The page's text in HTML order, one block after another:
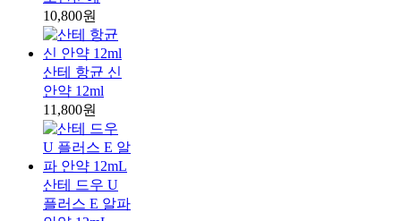
10,800원
산테 항균 신
안약 12ml
11,800원
산테 드우 U
플러스 E 알파